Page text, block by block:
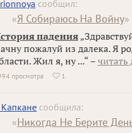
сообщил:
«Я Собираюсь На Войну»
падения
пожалуй из далека. Я
Жил я, ну ...“ – читать
просмотра  1
сообщила:
«Никогда Не Берите